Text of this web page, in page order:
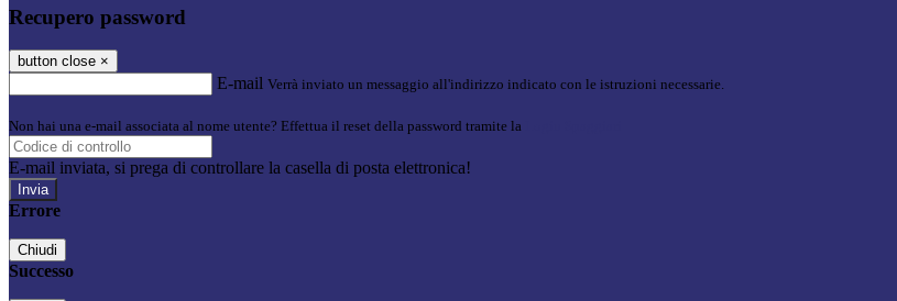
Recupero password
button close ×
E-mail Verrà inviato un messaggio all'indirizzo indicato con le istruzioni necessarie.
Non hai una e-mail associata al nome utente? Effettua il reset della password tramite la
E-mail inviata, si prega di controllare la casella di posta elettronica!
Errore
Chiudi
Successo